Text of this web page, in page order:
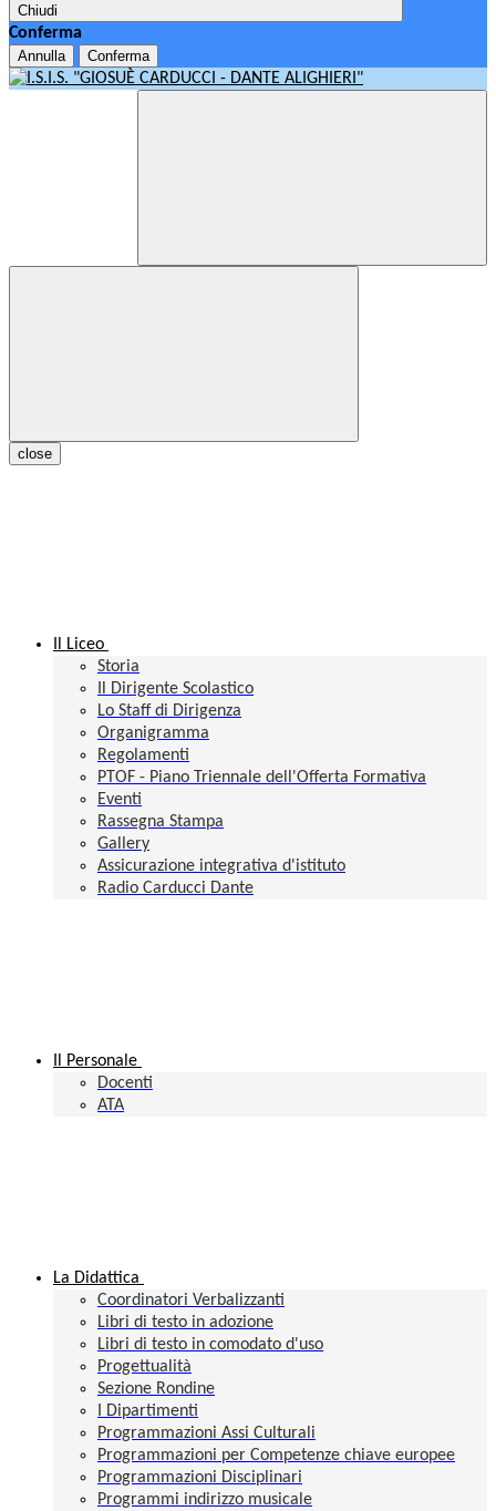
Chiudi
Conferma
Annulla Conferma
close
Il Liceo
Storia
Il Dirigente Scolastico
Lo Staff di Dirigenza
Organigramma
Regolamenti
PTOF - Piano Triennale dell'Offerta Formativa
Eventi
Rassegna Stampa
Gallery
Assicurazione integrativa d'istituto
Radio Carducci Dante
Il Personale
Docenti
ATA
La Didattica
Coordinatori Verbalizzanti
Libri di testo in adozione
Libri di testo in comodato d'uso
Progettualità
Sezione Rondine
I Dipartimenti
Programmazioni Assi Culturali
Programmazioni per Competenze chiave europee
Programmazioni Disciplinari
Programmi indirizzo musicale